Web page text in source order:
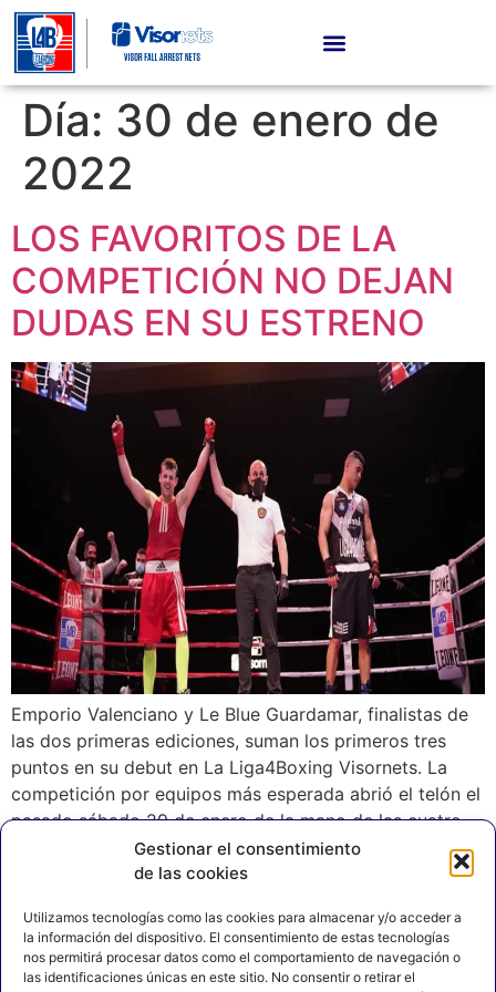
Gestionar el consentimiento
de las cookies
Utilizamos tecnologías como las cookies para almacenar y/o acceder a
la información del dispositivo. El consentimiento de estas tecnologías
nos permitirá procesar datos como el comportamiento de navegación o
las identificaciones únicas en este sitio. No consentir o retirar el
Día: 30 de enero de
2022
LOS FAVORITOS DE LA
COMPETICIÓN NO DEJAN
DUDAS EN SU ESTRENO
Emporio Valenciano y Le Blue Guardamar, finalistas de
las dos primeras ediciones, suman los primeros tres
puntos en su debut en La Liga4Boxing Visornets. La
competición por equipos más esperada abrió el telón el
pasado sábado 29 de enero de la mano de las cuatro
primeras franquicias que a lo largo de la temporada
2021-2022 […]